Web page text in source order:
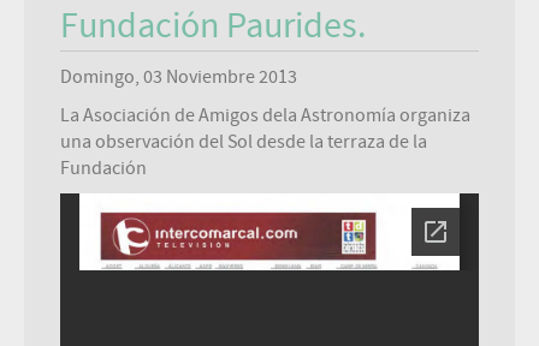
Fundación Paurides.
Domingo, 03 Noviembre 2013
La Asociación de Amigos dela Astronomía organiza
una observación del Sol desde la terraza de la
Fundación